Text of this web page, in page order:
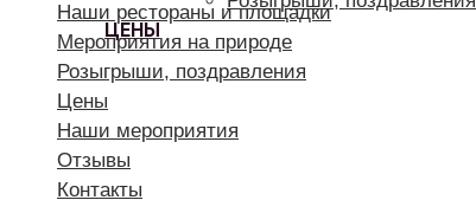
ЦЕНЫ
Наши рестораны и площадки
Мероприятия на природе
Розыгрыши, поздравления
Цены
Наши мероприятия
Отзывы
Контакты